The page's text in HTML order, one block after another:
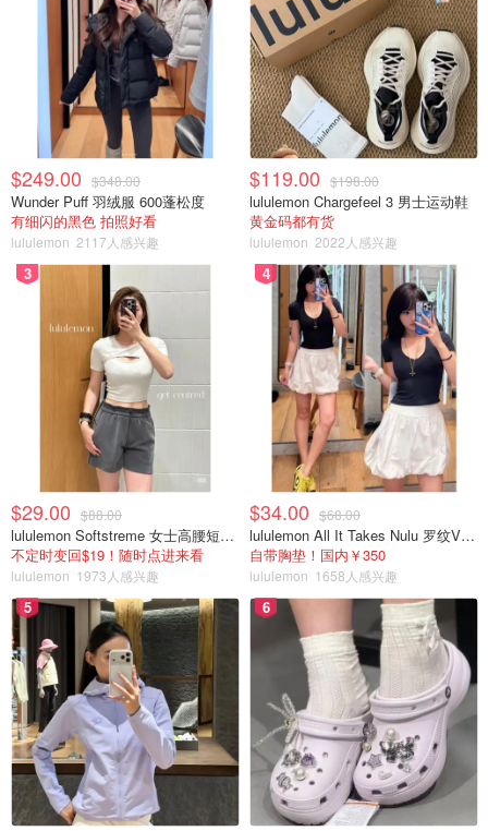
$249.00 $348.00
Wunder Puff 羽绒服 600蓬松度
有细闪的黑色 拍照好看
lululemon 2117人感兴趣
$119.00 $198.00
lululemon Chargefeel 3 男士运动鞋
黄金码都有货
lululemon 2022人感兴趣
3
$29.00 $88.00
lululemon Softstreme 女士高腰短裤 10cm
不定时变回$19！随时点进来看
lululemon 1973人感兴趣
4
$34.00 $68.00
lululemon All It Takes Nulu 罗纹V领短袖T恤
自带胸垫！国内￥350
lululemon 1658人感兴趣
5 6